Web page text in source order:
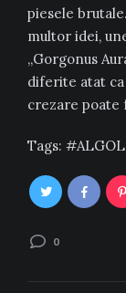
piesele
multor idei,
„Gorgonus
diferite atat ca
crezare poate
Tags: ALGOL
0